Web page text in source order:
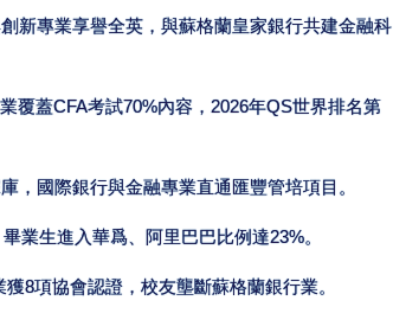
新專業享譽全英，與蘇格蘭皇家銀行共建金融科
覆蓋CFA考試70%內容，2026年QS世界排名第
，國際銀行與金融專業直通匯豐管培項目。
業生進入華爲、阿里巴巴比例達23%。
8項協會認證，校友壟斷蘇格蘭銀行業。